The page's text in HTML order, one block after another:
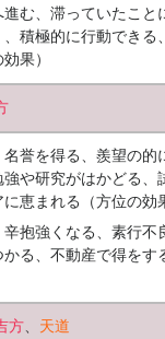
む、滞っていたこと
積極的に行動できる
果）
誉を得る、羨望の的
や研究がはかどる、
恵まれる （方位の効
抱強くなる、素行不
る、不動産で得をす
方、 天道